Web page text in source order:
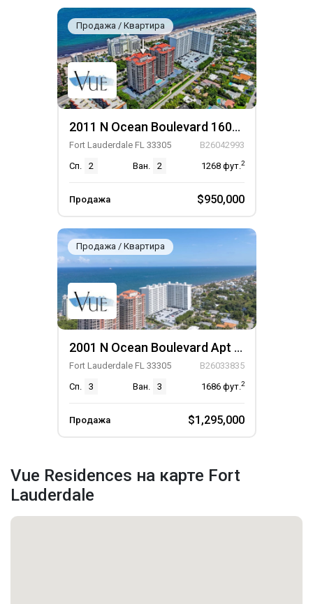
Продажа / Квартира
2011 N Ocean Boulevard 1606, Unit 1606
Fort Lauderdale FL 33305
B26042993
Сп.
2 Ван. 2 1268 фут.2
Продажа $950,000
Продажа / Квартира
2001 N Ocean Boulevard Apt 1201, Unit Apt 1201
Fort Lauderdale FL 33305
B26033835
Сп.
3 Ван. 3 1686 фут.2
Продажа $1,295,000
Vue Residences на карте Fort
Lauderdale